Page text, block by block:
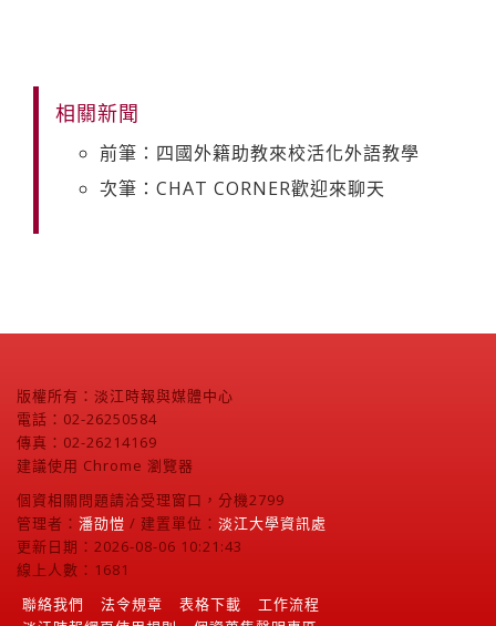
相關新聞
前筆：四國外籍助教來校活化外語教學
次筆：CHAT CORNER歡迎來聊天
版權所有：淡江時報與媒體中心
電話：02-26250584
傳真：02-26214169
建議使用 Chrome 瀏覽器
個資相關問題請洽受理窗口，分機2799
管理者： 潘劭愷 / 建置單位： 淡江大學資訊處
更新日期：2026-08-06 10:21:43
線上人數：1681
聯絡我們
法令規章 表格下載
工作流程